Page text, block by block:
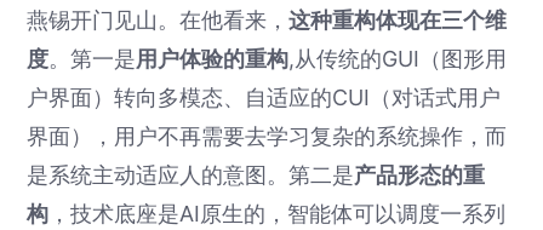
燕锡开门见山。在他看来，这种重构体现在三个维
度。第一是用户体验的重构,从传统的GUI（图形用
户界面）转向多模态、自适应的CUI（对话式用户
界面），用户不再需要去学习复杂的系统操作，而
是系统主动适应人的意图。第二是产品形态的重
构 ，技术底座是AI原生的，智能体可以调度一系列